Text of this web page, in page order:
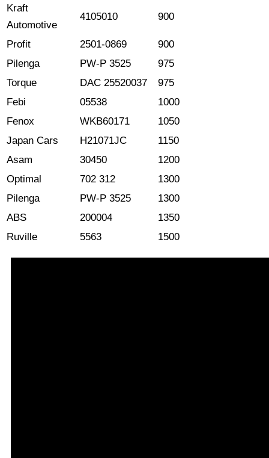
Kraft
Automotive
4105010 900
Profit 2501-0869
900
Pilenga
PW-P 3525
975
Torque
DAC 25520037
975
Febi
05538
1000
Fenox
WKB60171
1050
Japan Cars
H21071JC
1150
Asam
30450
1200
Optimal
702 312
1300
Pilenga
PW-P 3525
1300
ABS
200004
1350
Ruville
5563 1500